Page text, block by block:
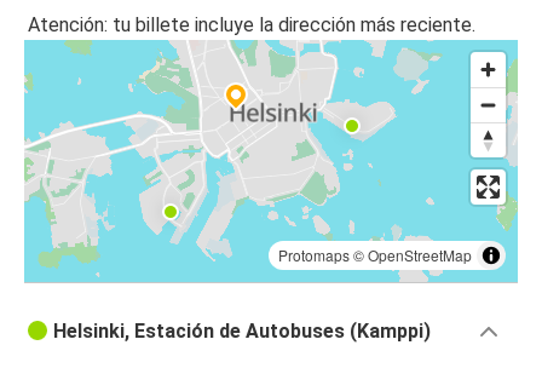
Atención: tu billete incluye la dirección más reciente.
Protomaps©OpenStreetMap
Helsinki, Estación de Autobuses (Kamppi)